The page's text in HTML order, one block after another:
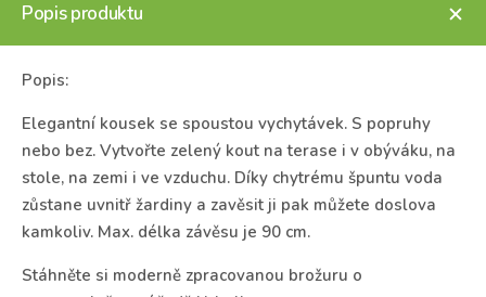
Popis produktu
Popis:
Elegantní kousek se spoustou vychytávek. S popruhy
nebo bez. Vytvořte zelený kout na terase i v obýváku, na
stole, na zemi i ve vzduchu. Díky chytrému špuntu voda
zůstane uvnitř žardiny a zavěsit ji pak můžete doslova
kamkoliv. Max. délka závěsu je 90 cm.
Stáhněte si moderně zpracovanou brožuru o